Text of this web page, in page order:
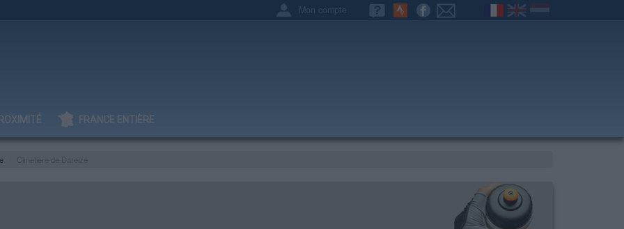
Mon compte
FRANCE ENTIÈRE